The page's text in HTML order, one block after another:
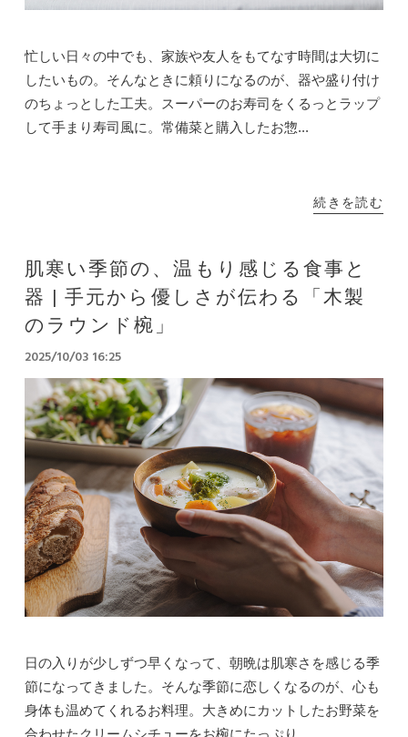
忙しい日々の中でも、家族や友人をもてなす時間は大切に
したいもの。そんなときに頼りになるのが、器や盛り付け
のちょっとした工夫。スーパーのお寿司をくるっとラップ
して手まり寿司風に。常備菜と購入したお惣...
続きを読む
肌寒い季節の、温もり感じる食事と
器 | 手元から優しさが伝わる「木製
のラウンド椀」
2025/10/03 16:25
日の入りが少しずつ早くなって、朝晩は肌寒さを感じる季
節になってきました。そんな季節に恋しくなるのが、心も
身体も温めてくれるお料理。大きめにカットしたお野菜を